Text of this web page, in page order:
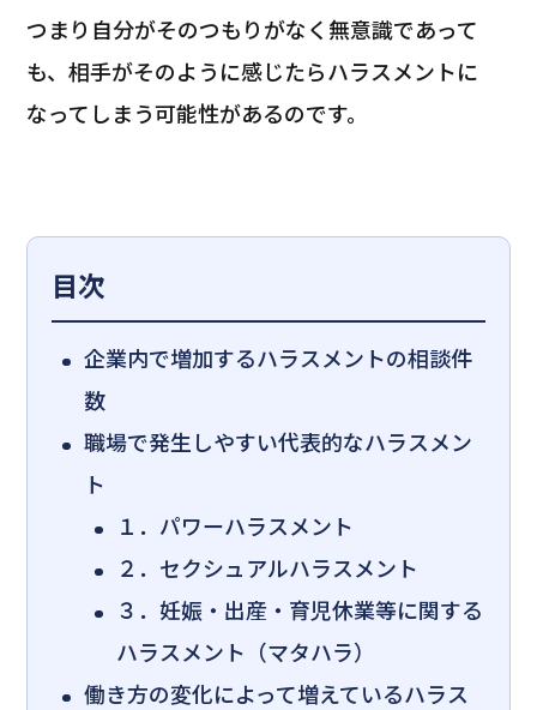
つまり自分がそのつもりがなく無意識であって
も、相手がそのように感じたらハラスメントに
なってしまう可能性があるのです。
目次
企業内で増加するハラスメントの相談件
数
職場で発生しやすい代表的なハラスメン
ト
１．パワーハラスメント
２．セクシュアルハラスメント
３．妊娠・出産・育児休業等に関する
ハラスメント（マタハラ）
働き方の変化によって増えているハラス